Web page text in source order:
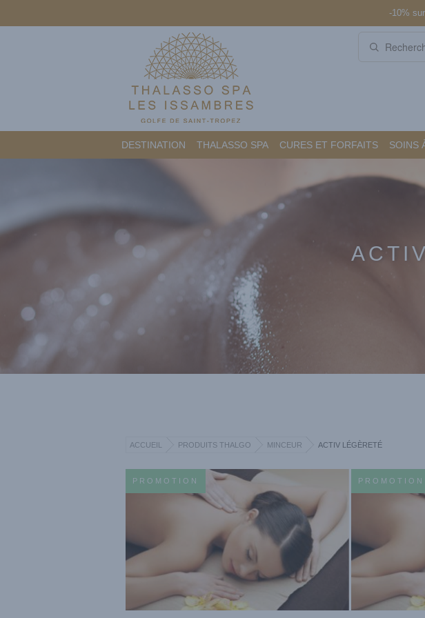
DESTINATION THALASSO SPA CURES ET FORFAITS SOINS
-10%
ACCUEIL PRODUITS THALGO MINCEUR ACTIV LÉGÈRETÉ
PROMOTION PROMOTION